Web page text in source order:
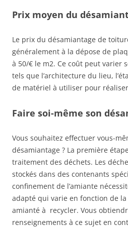
Prix moyen du
Le prix du désamiantage de
généralement à la dépose de
à 50/€ le m2. Ce coût peut varier
tels que l’architecture du lieu,
de matériel à utiliser pour
Faire soi-même son
Vous souhaitez effectuer vous-
désamiantage ? La première
traitement des déchets. Les
stockés dans des contenants
confinement de l’amiante
adapté qui varie en fonction de
amianté à recycler. Vous
renseignements à ce sujet en